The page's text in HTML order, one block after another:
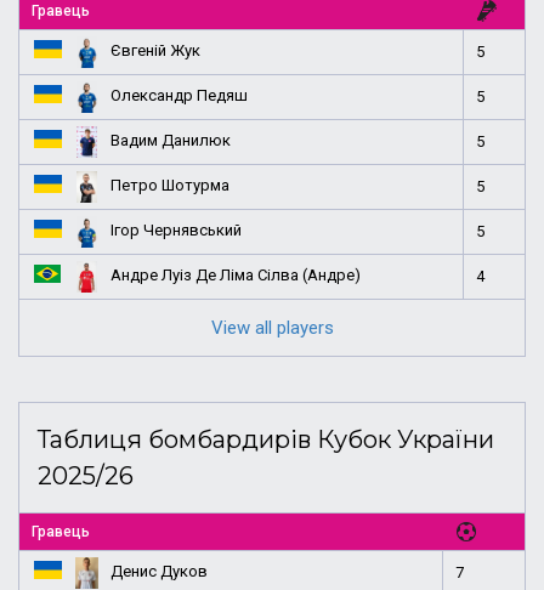
Гравець
Євгеній Жук 5
Олександр Педяш 5
Вадим Данилюк 5
Петро Шотурма 5
Ігор Чернявський 5
Андре Луіз Де Ліма Сілва (Андре) 4
View all players
Таблиця бомбардирів Кубок України
2025/26
Гравець
Денис Дуков 7